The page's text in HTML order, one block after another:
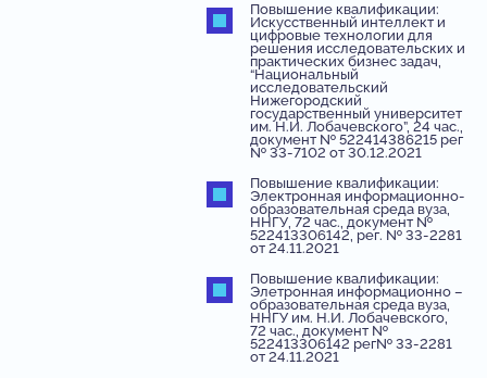
Повышение квалификации:
Искусственный интеллект и
цифровые технологии для
решения исследовательских и
практических бизнес задач,
“Национальный
исследовательский
Нижегородский
государственный университет
им. Н.И. Лобачевского”, 24 час.,
документ № 522414386215 рег
№ 33-7102 от 30.12.2021
Повышение квалификации:
Электронная информационно-
образовательная среда вуза,
ННГУ, 72 час., документ №
522413306142, рег. № 33-2281
от 24.11.2021
Повышение квалификации:
Элетронная информационно –
образовательная среда вуза,
ННГУ им. Н.И. Лобачевского,
72 час., документ №
522413306142 рег№ 33-2281
от 24.11.2021